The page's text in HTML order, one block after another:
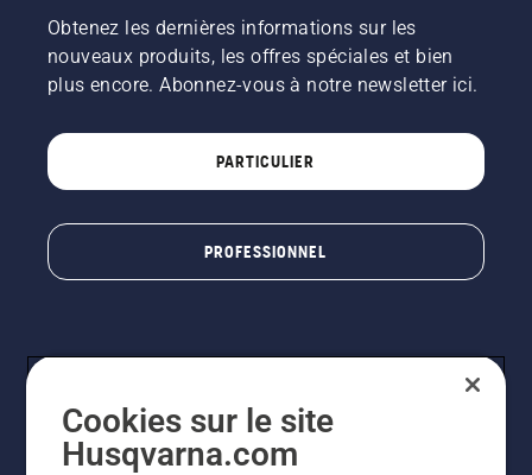
Obtenez les dernières informations sur les
nouveaux produits, les offres spéciales et bien
plus encore. Abonnez-vous à notre newsletter ici.
PARTICULIER
PROFESSIONNEL
Cookies sur le site
Husqvarna.com